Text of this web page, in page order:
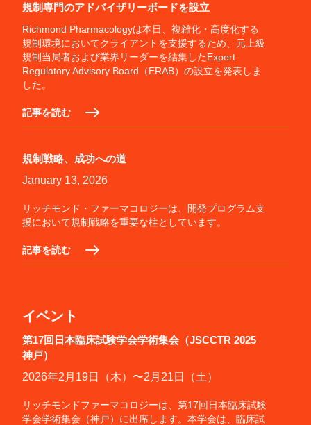
規制専門のアドバイザリーボードを設立
Richmond Pharmacologyは本日、複雑化・高度化する
規制環境においてクライアントを支援するため、元上級
規制当局者および業界リーダーを結集したExpert
Regulatory Advisory Board（ERAB）の設立を発表しま
した。
記事を読む
規制戦略、成功への道
January 13, 2026
リッチモンド・ファーマコロジーは、開発プログラム支
援において規制戦略を重要な柱としています。
記事を読む
イベント
第17回日本臨床試験学会学術集会（JSCCTR 2025
神戸）
2026年2月19日（木）〜2月21日（土）
リッチモンドファーマコロジーは、第17回日本臨床試験
学会学術集会（神戸）に出席します。本学会は、臨床試